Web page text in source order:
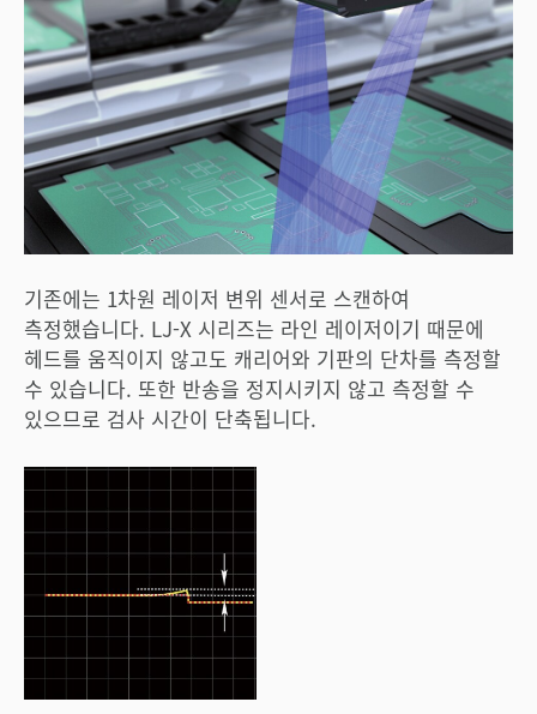
기존에는 1차원 레이저 변위 센서로 스캔하여
측정했습니다. LJ-X 시리즈는 라인 레이저이기 때문에
헤드를 움직이지 않고도 캐리어와 기판의 단차를 측정할
수 있습니다. 또한 반송을 정지시키지 않고 측정할 수
있으므로 검사 시간이 단축됩니다.